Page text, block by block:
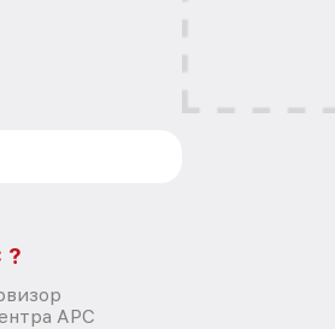
?
APC